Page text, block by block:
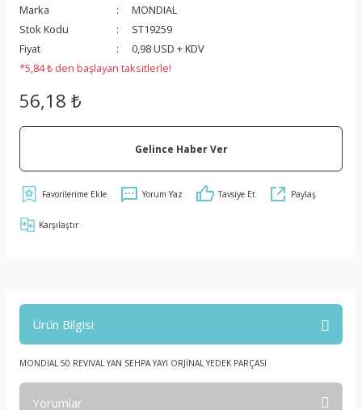
Marka
MONDIAL
Stok Kodu
ST19259
Fiyat
0,98 USD + KDV
*5,84 ₺ den başlayan taksitlerle!
56,18 ₺
Gelince Haber Ver
Yorum Yaz Tavsiye Et Paylaş
Karşılaştır
Ürün Bilgisi
MONDIAL 50 REVIVAL YAN SEHPA YAYI ORJİNAL YEDEK PARÇASI
Yorumlar